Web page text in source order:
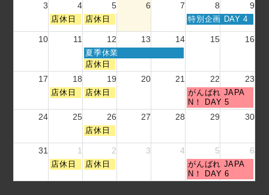
7
月
2
t
h
2
2
6
3 4 5 6 7 8 9
火
h
2
店休日
水
8
月
5
h
2
6
店休日
土
h
2
0
特別企画 DAY 4
10 11 12 13 14 15 16
水
曜
日,
月
1
2
h
2
6
夏季休業
水
曜
8
1
t
h
0
2
6
店休日
17 18 19 20 21 22 23
火
日,
t
h
2
店休日
水
日,
月
t
h
2
店休日
土
曜
日,
n
d
2
がんばれ JAPA
N！ DAY 5
24 25 26 27 28 29 30
水
8
月
店休日
31 1 2 3 4 5 6
火
日,
店休日
水
日,
店休日
土
曜
日,
がんばれ JAPA
N！ DAY 6